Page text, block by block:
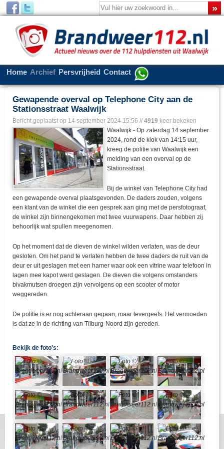
Home Archief Persvrijheid Contact
Gewapende overval op Telephone City aan de
Stationsstraat Waalwijk
Bericht geplaatst op 14 september 2024 15:56 // 4919 keer bekeken
Waalwijk - Op zaterdag 14 september
2024, rond de klok van 14:15 uur,
kreeg de politie van Waalwijk een
melding van een overval op de
Stationsstraat.
Bij de winkel van Telephone City had
een gewapende overval plaatsgevonden. De daders zouden, volgens
een klant van de winkel die een gesprek aan ging met de persfotograaf,
de winkel zijn binnengekomen met twee vuurwapens. Daar hebben zij
behoorlijk wat spullen meegenomen.
Op het moment dat de dieven de winkel wilden verlaten, was de deur
gesloten. Om het pand te verlaten hebben de twee daders de ruit van de
deur er uit geslagen met een hamer waar ook een vitrine waar telefoon in
lagen mee kapot werd geslagen. De dieven die volgens omstanders
bivakmutsen droegen zijn vervolgens op een scooter of motor
weggereden.
De politie is er nog achteraan gegaan, maar tevergeefs. Het vermoeden
is dat ze in de richting van Tilburg-Noord zijn gereden.
Bekijk de foto's: